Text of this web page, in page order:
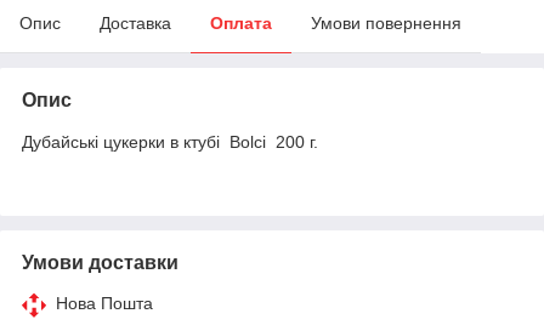
Опис Доставка Оплата Умови повернення
Опис
Дубайські цукерки в ктубі Bolci 200 г.
Умови доставки
Нова Пошта